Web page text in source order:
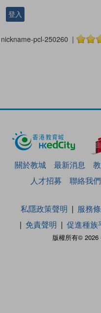
登入
nickname-pcl-250260 |
關於教城 最新消息
人才招募
聯絡我們
版權所有© 2026
私隱政策聲明 服務
免責聲明
促進種族